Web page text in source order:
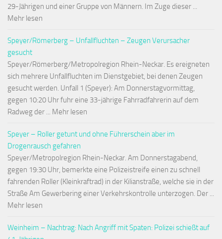
29-Jährigen und einer Gruppe von Männern. Im Zuge dieser ...
Mehr lesen
Speyer/Römerberg – Unfallfluchten – Zeugen Verursacher
gesucht
Speyer/Römerberg/Metropolregion Rhein-Neckar. Es ereigneten
sich mehrere Unfallfluchten im Dienstgebiet, bei denen Zeugen
gesucht werden. Unfall 1 (Speyer): Am Donnerstagvormittag,
gegen 10:20 Uhr fuhr eine 33-jährige Fahrradfahrerin auf dem
Radweg der ... Mehr lesen
Speyer – Roller getunt und ohne Führerschein aber im
Drogenrausch gefahren
Speyer/Metropolregion Rhein-Neckar. Am Donnerstagabend,
gegen 19:30 Uhr, bemerkte eine Polizeistreife einen zu schnell
fahrenden Roller (Kleinkraftrad) in der Kilianstraße, welche sie in der
Straße Am Gewerbering einer Verkehrskontrolle unterzogen. Der ...
Mehr lesen
Weinheim – Nachtrag: Nach Angriff mit Spaten: Polizei schießt auf